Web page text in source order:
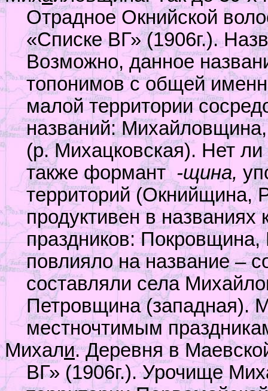
Отрадное Окнийской
«Списке ВГ» (1906г.).
Возможно, данное
топонимов с общей
малой территории
названий:
(р. Михацковская). Нет
также формант -щина,
территорий (Окнийщина,
продуктивен в
праздников:
повлияло на название –
составляли села
Петровщина (западная).
местночтимым
Михали. Деревня в
ВГ» (1906г.). Урочище